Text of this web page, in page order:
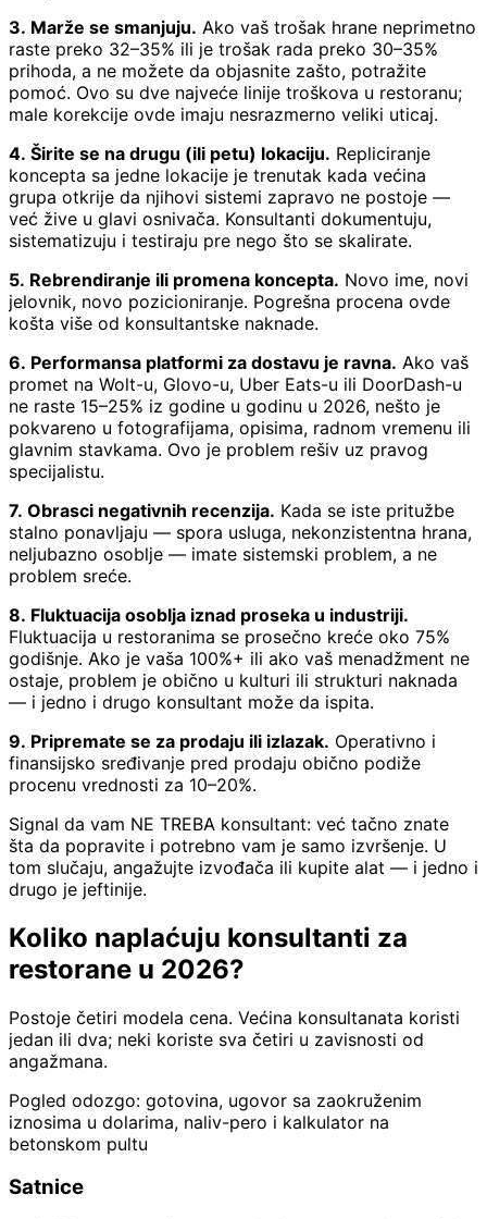
3. Marže se smanjuju. Ako vaš trošak hrane neprimetno
raste preko 32–35% ili je trošak rada preko 30–35%
prihoda, a ne možete da objasnite zašto, potražite
pomoć. Ovo su dve najveće linije troškova u restoranu;
male korekcije ovde imaju nesrazmerno veliki uticaj.
4. Širite se na drugu (ili petu) lokaciju. Repliciranje
koncepta sa jedne lokacije je trenutak kada većina
grupa otkrije da njihovi sistemi zapravo ne postoje —
već žive u glavi osnivača. Konsultanti dokumentuju,
sistematizuju i testiraju pre nego što se skalirate.
5. Rebrendiranje ili promena koncepta. Novo ime, novi
jelovnik, novo pozicioniranje. Pogrešna procena ovde
košta više od konsultantske naknade.
6. Performansa platformi za dostavu je ravna. Ako vaš
promet na Wolt-u, Glovo-u, Uber Eats-u ili DoorDash-u
ne raste 15–25% iz godine u godinu u 2026, nešto je
pokvareno u fotografijama, opisima, radnom vremenu ili
glavnim stavkama. Ovo je problem rešiv uz pravog
specijalistu.
7. Obrasci negativnih recenzija. Kada se iste pritužbe
stalno ponavljaju — spora usluga, nekonzistentna hrana,
neljubazno osoblje — imate sistemski problem, a ne
problem sreće.
8. Fluktuacija osoblja iznad proseka u industriji.
Fluktuacija u restoranima se prosečno kreće oko 75%
godišnje. Ako je vaša 100%+ ili ako vaš menadžment ne
ostaje, problem je obično u kulturi ili strukturi naknada
— i jedno i drugo konsultant može da ispita.
9. Pripremate se za prodaju ili izlazak. Operativno i
finansijsko sređivanje pred prodaju obično podiže
procenu vrednosti za 10–20%.
Signal da vam NE TREBA konsultant: već tačno znate
šta da popravite i potrebno vam je samo izvršenje. U
tom slučaju, angažujte izvođača ili kupite alat — i jedno i
drugo je jeftinije.
Koliko naplaćuju konsultanti za
restorane u 2026?
Postoje četiri modela cena. Većina konsultanata koristi
jedan ili dva; neki koriste sva četiri u zavisnosti od
angažmana.
Pogled odozgo: gotovina, ugovor sa zaokruženim
iznosima u dolarima, naliv-pero i kalkulator na
betonskom pultu
Satnice